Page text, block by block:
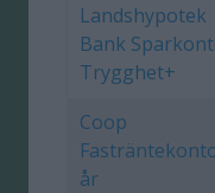
Landshypotek
Bank
Trygghet+
Coop
år